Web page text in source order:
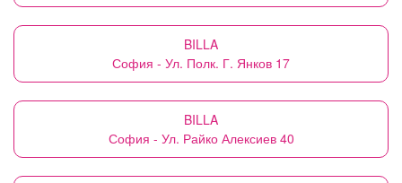
BILLA
София - Ул. Полк. Г. Янков 17
BILLA
София - Ул. Райко Алексиев 40